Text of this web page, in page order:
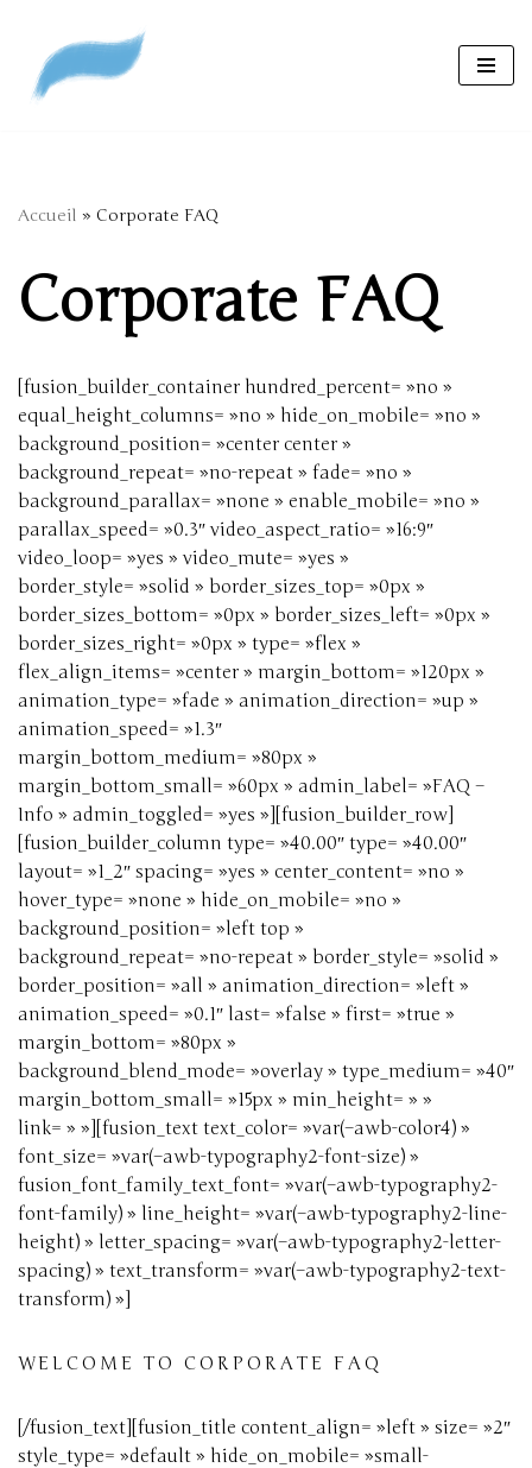
Aller
au
Accueil » Corporate FAQ
Corporate FAQ
[fusion_builder_container hundred_percent= »no »
equal_height_columns= »no » hide_on_mobile= »no »
background_position= »center center »
background_repeat= »no-repeat » fade= »no »
background_parallax= »none » enable_mobile= »no »
parallax_speed= »0.3″ video_aspect_ratio= »16:9″
video_loop= »yes » video_mute= »yes »
border_style= »solid » border_sizes_top= »0px »
border_sizes_bottom= »0px » border_sizes_left= »0px »
border_sizes_right= »0px » type= »flex »
flex_align_items= »center » margin_bottom= »120px »
animation_type= »fade » animation_direction= »up »
animation_speed= »1.3″
margin_bottom_medium= »80px »
margin_bottom_small= »60px » admin_label= »FAQ –
Info » admin_toggled= »yes »][fusion_builder_row]
[fusion_builder_column type= »40.00″ type= »40.00″
layout= »1_2″ spacing= »yes » center_content= »no »
hover_type= »none » hide_on_mobile= »no »
background_position= »left top »
background_repeat= »no-repeat » border_style= »solid »
border_position= »all » animation_direction= »left »
animation_speed= »0.1″ last= »false » first= »true »
margin_bottom= »80px »
background_blend_mode= »overlay » type_medium= »40″
margin_bottom_small= »15px » min_height= » »
link= » »][fusion_text text_color= »var(–awb-color4) »
font_size= »var(–awb-typography2-font-size) »
fusion_font_family_text_font= »var(–awb-typography2-
font-family) » line_height= »var(–awb-typography2-line-
height) » letter_spacing= »var(–awb-typography2-letter-
spacing) » text_transform= »var(–awb-typography2-text-
transform) »]
WELCOME TO CORPORATE FAQ
[/fusion_text][fusion_title content_align= »left » size= »2″
style_type= »default » hide_on_mobile= »small-